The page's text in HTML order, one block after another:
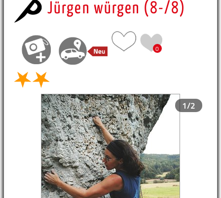
Jürgen würgen (8-/8)
0
1/2